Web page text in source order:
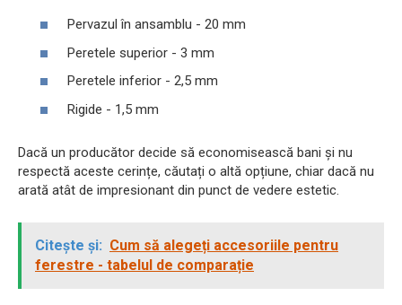
Pervazul în ansamblu - 20 mm
Peretele superior - 3 mm
Peretele inferior - 2,5 mm
Rigide - 1,5 mm
Dacă un producător decide să economisească bani și nu
respectă aceste cerințe, căutați o altă opțiune, chiar dacă nu
arată atât de impresionant din punct de vedere estetic.
Citește și: Cum să alegeți accesoriile pentru
ferestre - tabelul de comparație